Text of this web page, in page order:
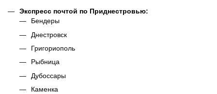
Экспресс почтой по Приднестровью:
Бендеры
Днестровск
Григориополь
Рыбница
Дубоссары
Каменка